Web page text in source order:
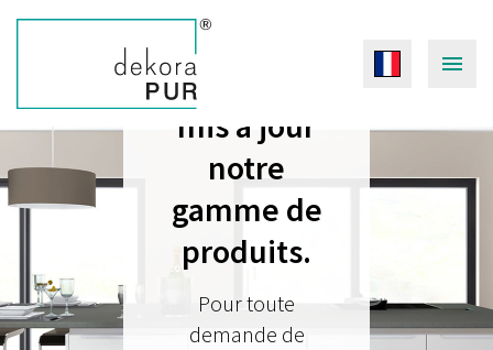
Nous avons
adapté et
mis à jour
notre
gamme de
produits.
Pour toute
demande de